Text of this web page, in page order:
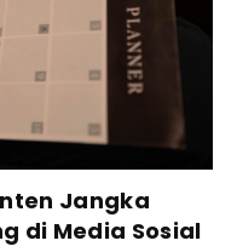
Jangka
di Media Sosial